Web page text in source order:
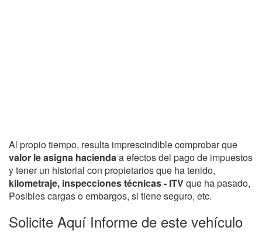
Al propio tiempo, resulta imprescindible comprobar que
valor le asigna haciendaa efectos del pago de impuestos
y tener un historial con propietarios que ha tenido,
kilometraje, inspecciones técnicas - ITVque ha pasado,
Posibles cargas o embargos, si tiene seguro, etc.
Solicite Aquí Informe de este vehículo